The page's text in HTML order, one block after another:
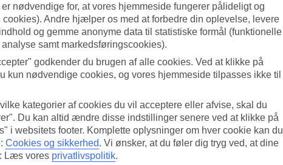
nødvendige for, at vores hjemmeside fungerer pålideligt og
Andre hjælper os med at forbedre din oplevelse, levere
og gemme anonyme data til statistiske formål (funktionelle
samt markedsføringscookies).
godkender du brugen af alle cookies. Ved at klikke på
kun nødvendige cookies, og vores hjemmeside tilpasses ikke til
kategorier af cookies du vil acceptere eller afvise, skal du
Du kan altid ændre disse indstillinger senere ved at klikke på
i websitets footer. Komplette oplysninger om hver cookie kan du
Cookies og sikkerhed. Vi ønsker, at du føler dig tryg ved, at dine
Læs vores privatlivspolitik.